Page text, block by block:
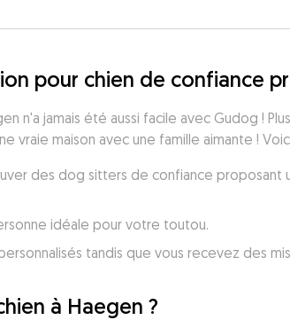
pour chien de confiance
n'a jamais été aussi facile avec Gudog !
vraie maison avec une famille aimante !
des dog sitters de confiance proposant
idéale pour votre toutou.
tandis que vous recevez des
à Haegen ?